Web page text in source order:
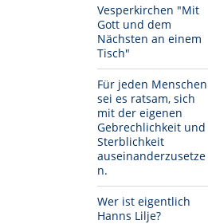
Vesperkirchen "Mit
Gott und dem
Nächsten an einem
Tisch"
Für jeden Menschen
sei es ratsam, sich
mit der eigenen
Gebrechlichkeit und
Sterblichkeit
auseinanderzusetze
n.
Wer ist eigentlich
Hanns Lilje?